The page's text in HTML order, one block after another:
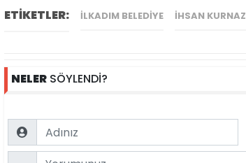
ETİKETLER: İLKADIM BELEDIYE İHSAN KURNAZ
NELER SÖYLENDİ?
Name
Comment